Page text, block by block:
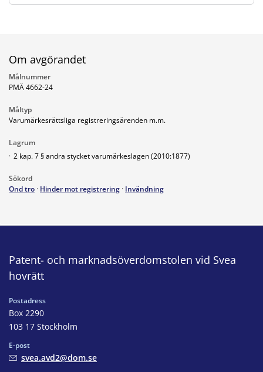
Om avgörandet
Målnummer
PMÄ 4662-24
Måltyp
Varumärkesrättsliga registreringsärenden m.m.
Lagrum
· 2 kap. 7 § andra stycket varumärkeslagen (2010:1877)
Sökord
Ond tro · Hinder mot registrering · Invändning
Patent- och marknadsöverdomstolen vid Svea
hovrätt
Postadress
Box 2290
103 17 Stockholm
E-post
svea.avd2@dom.se